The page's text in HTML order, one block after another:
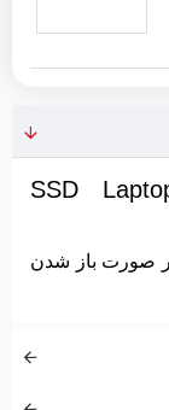
SSD
صورت باز شدن